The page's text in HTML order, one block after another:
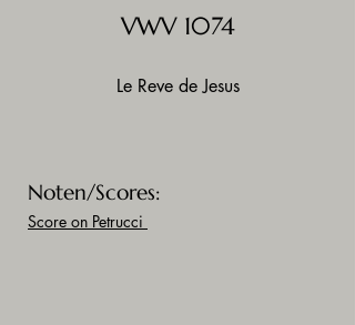
VWV 1074
Le Reve de Jesus
Noten/Scores:
Score on Petrucci